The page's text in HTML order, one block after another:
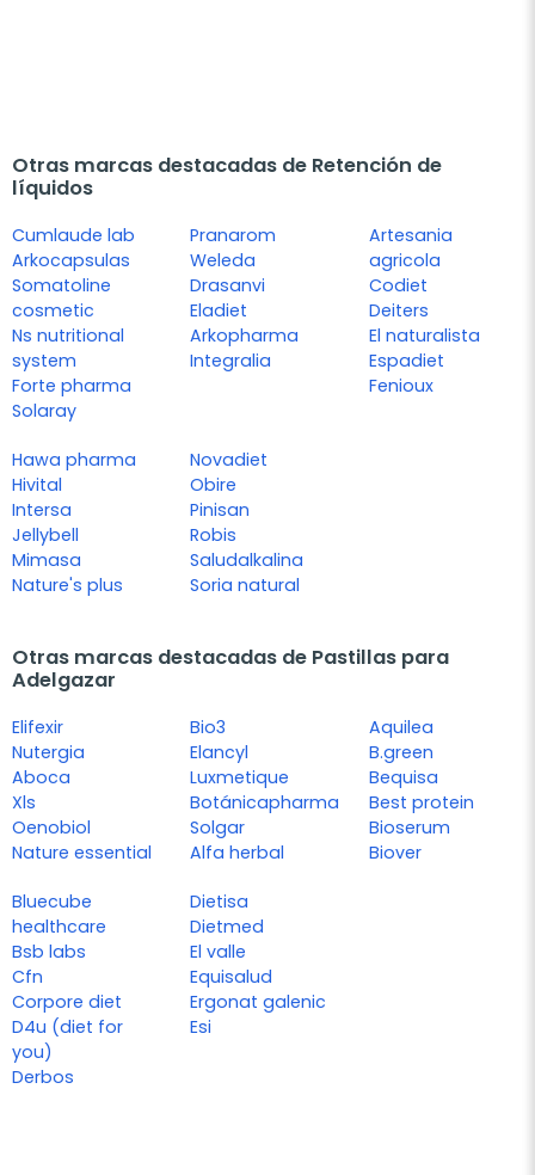
Otras marcas destacadas de Retención de
líquidos
Cumlaude lab
Arkocapsulas
Somatoline
cosmetic
Ns nutritional
system
Forte pharma
Solaray
Pranarom
Weleda
Drasanvi
Eladiet
Arkopharma
Integralia
Artesania
agricola
Codiet
Deiters
El naturalista
Espadiet
Fenioux
Hawa pharma
Hivital
Intersa
Jellybell
Mimasa
Nature's plus
Novadiet
Obire
Pinisan
Robis
Saludalkalina
Soria natural
Otras marcas destacadas de Pastillas para
Adelgazar
Elifexir
Nutergia
Aboca
Xls
Oenobiol
Nature essential
Bio3
Elancyl
Luxmetique
Botánicapharma
Solgar
Alfa herbal
Aquilea
B.green
Bequisa
Best protein
Bioserum
Biover
Bluecube
healthcare
Bsb labs
Cfn
Corpore diet
D4u (diet for
you)
Derbos
Dietisa
Dietmed
El valle
Equisalud
Ergonat galenic
Esi